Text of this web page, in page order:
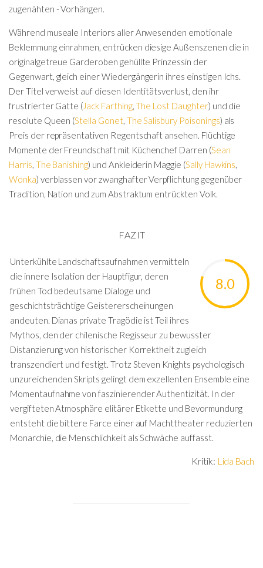
zugenähten - Vorhängen.
Während museale Interiors aller Anwesenden emotionale
Beklemmung einrahmen, entrücken diesige Außenszenen die in
originalgetreue Garderoben gehüllte Prinzessin der
Gegenwart, gleich einer Wiedergängerin ihres einstigen Ichs.
Der Titel verweist auf diesen Identitätsverlust, den ihr
frustrierter Gatte ( Jack Farthing,The Lost Daughter) und die
resolute Queen (Stella Gonet, The Salisbury Poisonings) als
Preis der repräsentativen Regentschaft ansehen. Flüchtige
Momente der Freundschaft mit Küchenchef Darren (Sean
Harris The Banishing) und Ankleiderin Maggie (Sally Hawkins
Wonka) verblassen vor zwanghafter Verpflichtung gegenüber
Tradition, Nation und zum Abstraktum entrückten Volk.
FAZIT
8.0
Unterkühlte Landschaftsaufnahmen vermitteln
die innere Isolation der Hauptfigur, deren
frühen Tod bedeutsame Dialoge und
geschichtsträchtige Geistererscheinungen
andeuten. Dianas private Tragödie ist Teil ihres
Mythos, den der chilenische Regisseur zu bewusster
Distanzierung von historischer Korrektheit zugleich
transzendiert und festigt. Trotz Steven Knights psychologisch
unzureichenden Skripts gelingt dem exzellenten Ensemble eine
Momentaufnahme von faszinierender Authentizität. In der
vergifteten Atmosphäre elitärer Etikette und Bevormundung
entsteht die bittere Farce einer auf Machttheater reduzierten
Monarchie, die Menschlichkeit als Schwäche auffasst.
Kritik: Lida Bach